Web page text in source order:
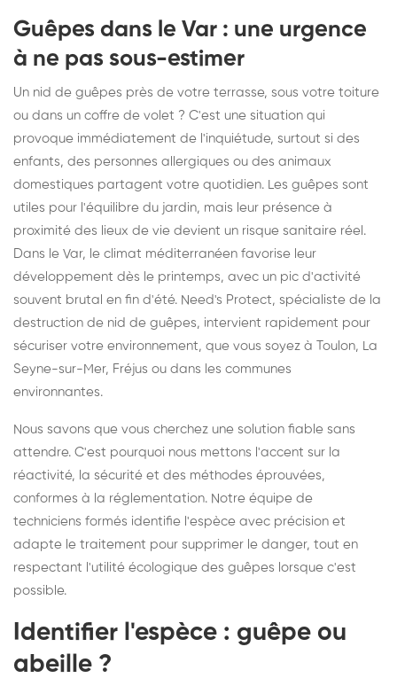
Guêpes dans le Var : une urgence
à ne pas sous-estimer
Un nid de guêpes près de votre terrasse, sous votre toiture
ou dans un coffre de volet ? C'est une situation qui
provoque immédiatement de l'inquiétude, surtout si des
enfants, des personnes allergiques ou des animaux
domestiques partagent votre quotidien. Les guêpes sont
utiles pour l'équilibre du jardin, mais leur présence à
proximité des lieux de vie devient un risque sanitaire réel.
Dans le Var, le climat méditerranéen favorise leur
développement dès le printemps, avec un pic d'activité
souvent brutal en fin d'été. Need's Protect, spécialiste de la
destruction de nid de guêpes, intervient rapidement pour
sécuriser votre environnement, que vous soyez à Toulon, La
Seyne-sur-Mer, Fréjus ou dans les communes
environnantes.
Nous savons que vous cherchez une solution fiable sans
attendre. C'est pourquoi nous mettons l'accent sur la
réactivité, la sécurité et des méthodes éprouvées,
conformes à la réglementation. Notre équipe de
techniciens formés identifie l'espèce avec précision et
adapte le traitement pour supprimer le danger, tout en
respectant l'utilité écologique des guêpes lorsque c'est
possible.
Identifier l'espèce : guêpe ou
abeille ?